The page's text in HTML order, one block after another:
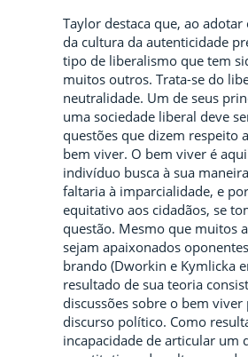
Taylor destaca que, ao adotar
da cultura da autenticidade
tipo de liberalismo que tem
muitos outros. Trata-se do
neutralidade. Um de seus
uma sociedade liberal deve
questões que dizem respeito
bem viver. O bem viver é
indivíduo busca à sua
faltaria à imparcialidade, e
equitativo aos cidadãos, se
questão. Mesmo que muitos
sejam apaixonados
brando (Dworkin e Kymlicka
resultado de sua teoria
discussões sobre o bem
discurso político. Como
incapacidade de articular um